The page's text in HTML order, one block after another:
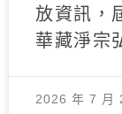
放資訊，
華藏淨宗
2026 年 7 月